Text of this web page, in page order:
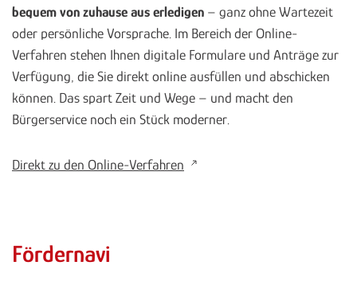
bequem von zuhause aus erledigen – ganz ohne Wartezeit
oder persönliche Vorsprache. Im Bereich der Online-
Verfahren stehen Ihnen digitale Formulare und Anträge zur
Verfügung, die Sie direkt online ausfüllen und abschicken
können. Das spart Zeit und Wege – und macht den
Bürgerservice noch ein Stück moderner.
Direkt zu den Online-Verfahren
Fördernavi